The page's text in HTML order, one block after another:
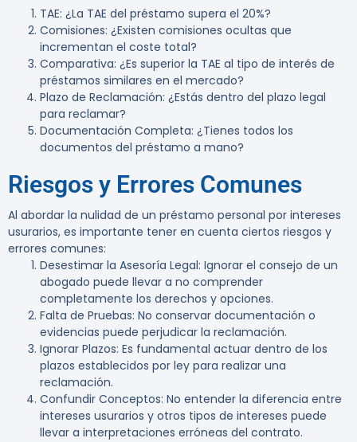
TAE: ¿La TAE del préstamo supera el 20%?
Comisiones: ¿Existen comisiones ocultas que
incrementan el coste total?
Comparativa: ¿Es superior la TAE al tipo de interés de
préstamos similares en el mercado?
Plazo de Reclamación: ¿Estás dentro del plazo legal
para reclamar?
Documentación Completa: ¿Tienes todos los
documentos del préstamo a mano?
Riesgos y Errores Comunes
Al abordar la nulidad de un préstamo personal por intereses
usurarios, es importante tener en cuenta ciertos riesgos y
errores comunes:
Desestimar la Asesoría Legal: Ignorar el consejo de un
abogado puede llevar a no comprender
completamente los derechos y opciones.
Falta de Pruebas: No conservar documentación o
evidencias puede perjudicar la reclamación.
Ignorar Plazos: Es fundamental actuar dentro de los
plazos establecidos por ley para realizar una
reclamación.
Confundir Conceptos: No entender la diferencia entre
intereses usurarios y otros tipos de intereses puede
llevar a interpretaciones erróneas del contrato.